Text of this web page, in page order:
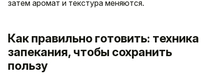
затем аромат и текстура меняются.
Как правильно готовить: техника
запекания, чтобы сохранить
пользу